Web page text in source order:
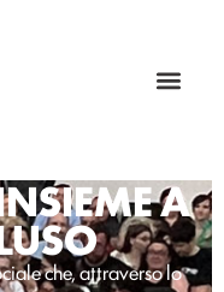
A
che, attraverso lo